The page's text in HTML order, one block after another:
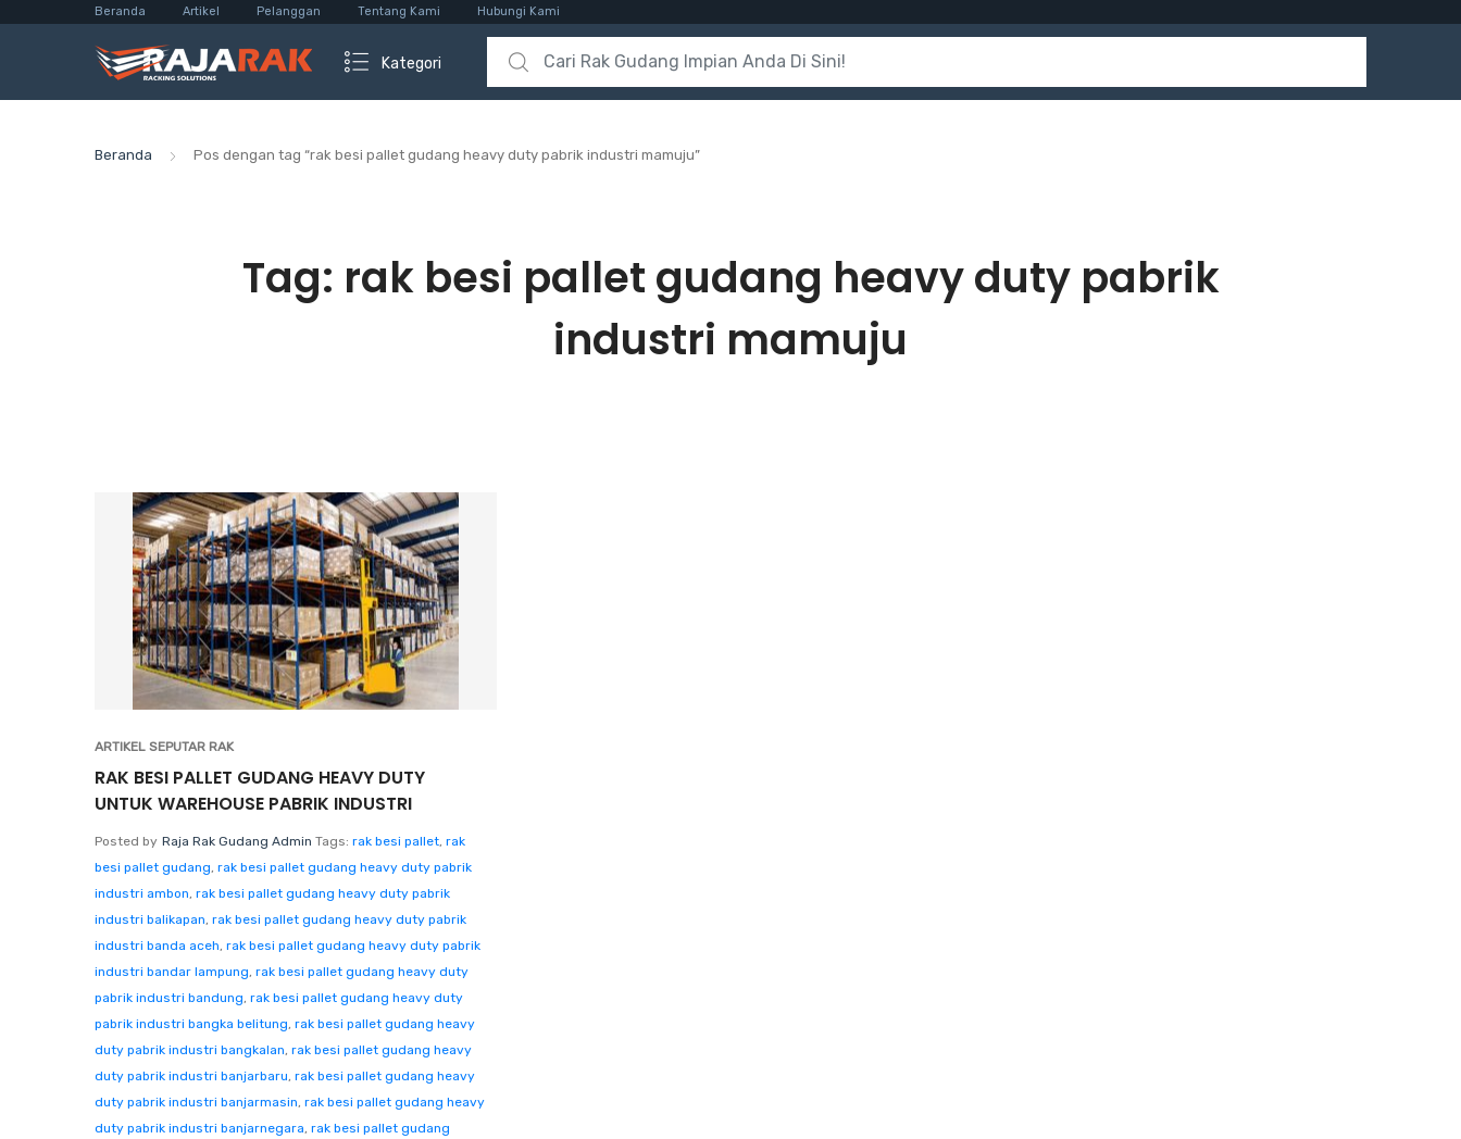
Beranda Artikel Pelanggan Tentang Kami Hubungi Kami
Kategori
Search for:
Beranda Pos dengan tag “rak besi pallet gudang heavy duty pabrik industri mamuju”
Tag: rak besi pallet gudang heavy duty pabrik
industri mamuju
ARTIKEL SEPUTAR RAK
RAK BESI PALLET GUDANG HEAVY DUTY
UNTUK WAREHOUSE PABRIK INDUSTRI
Posted by Raja Rak Gudang Admin Tags: rak besi pallet, rak
besi pallet gudang, rak besi pallet gudang heavy duty pabrik
industri ambon, rak besi pallet gudang heavy duty pabrik
industri balikapan, rak besi pallet gudang heavy duty pabrik
industri banda aceh, rak besi pallet gudang heavy duty pabrik
industri bandar lampung, rak besi pallet gudang heavy duty
pabrik industri bandung, rak besi pallet gudang heavy duty
pabrik industri bangka belitung, rak besi pallet gudang heavy
duty pabrik industri bangkalan, rak besi pallet gudang heavy
duty pabrik industri banjarbaru, rak besi pallet gudang heavy
duty pabrik industri banjarmasin, rak besi pallet gudang heavy
duty pabrik industri banjarnegara, rak besi pallet gudang